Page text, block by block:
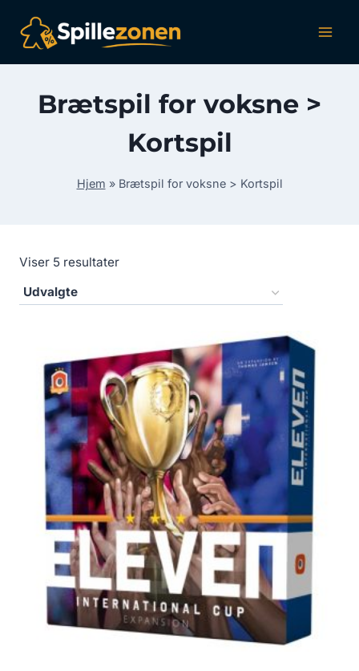
indhold
Brætspil for voksne >
Kortspil
Hjem » Brætspil for voksne > Kortspil
Viser 5 resultater